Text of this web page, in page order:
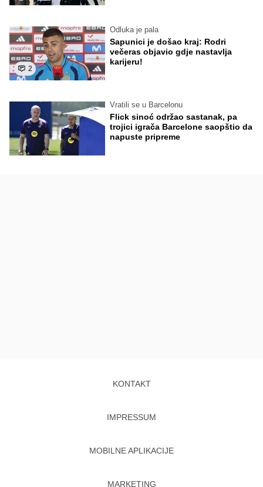
2
Odluka je pala
Sapunici je došao kraj: Rodri
večeras objavio gdje nastavlja
karijeru!
Vratili se u Barcelonu
Flick sinoć održao sastanak, pa
trojici igrača Barcelone saopštio da
napuste pripreme
KONTAKT
IMPRESSUM
MOBILNE APLIKACIJE
MARKETING